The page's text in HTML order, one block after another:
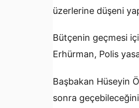
üzerlerine düşeni
Bütçenin geçmesi
Erhürman, Polis
Başbakan Hüseyin
sonra